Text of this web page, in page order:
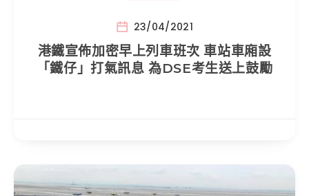
23/04/2021
港鐵宣佈加密早上列車班次 車站車廂設
「鐵仔」打氣訊息 為DSE考生送上鼓勵